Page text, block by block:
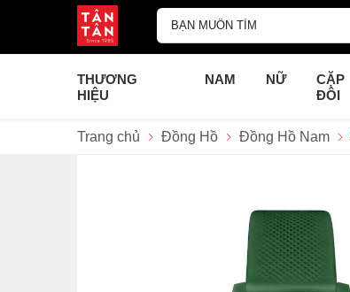
THƯƠNG
HIỆU
NAM NỮ
CẶP
ĐÔI
Trang chủ Đồng Hồ Đồng Hồ Nam